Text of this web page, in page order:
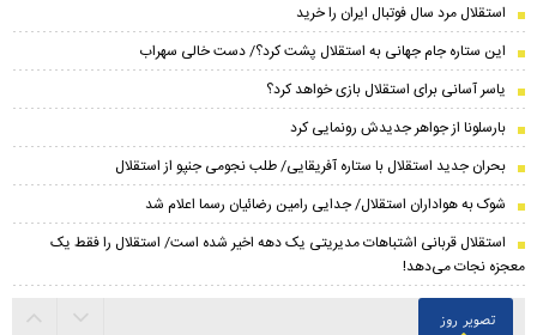
استقلال مرد سال فوتبال ایران را خرید
این ستاره جام جهانی به استقلال پشت کرد؟/ دست خالی سهراب
یاسر آسانی برای استقلال بازی خواهد کرد؟
بارسلونا از جواهر جدیدش رونمایی کرد
بحران جدید استقلال با ستاره آفریقایی/ طلب نجومی جنپو از استقلال
شوک به هواداران استقلال/ جدایی رامین رضائیان رسما اعلام شد
استقلال قربانی اشتباهات مدیریتی یک دهه اخیر شده است/ استقلال را فقط یک
معجزه نجات می‌دهد!
تصویر روز